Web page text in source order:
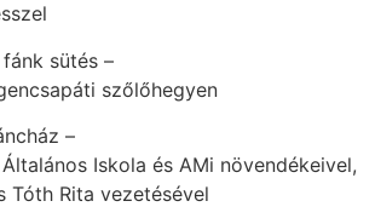
fánk sütés –
szőlőhegyen
–
Iskola és AMi növendékeivel,
Tóth Rita vezetésével